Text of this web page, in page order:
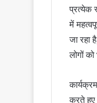
प्रत्येक
में
जा रहा
लोगों
करते हुए